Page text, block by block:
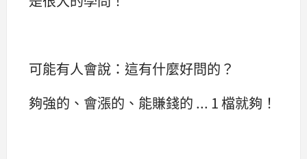
可能有人會說：這有什麼好問的？
夠強的、會漲的、能賺錢的 ... 1 檔就夠！